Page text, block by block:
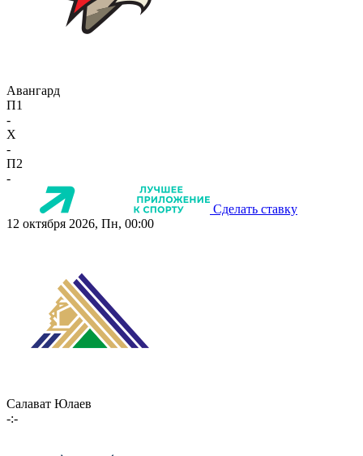
Авангард
П1
-
X
-
П2
-
Сделать ставку
12 октября 2026, Пн, 00:00
Салават Юлаев
-:-